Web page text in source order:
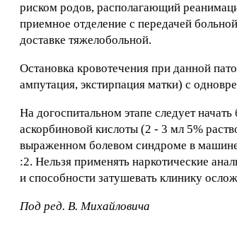
риском родов, располагающий
приемное отделение с передачей
доставке тяжелобольной.
Остановка кровотечения при данной
ампутация, экстирпация матки) с
На догоспитальном этапе следует
аскорбиновой кислоты (2 - 3 мл 5%
выраженном болевом синдроме в
:2. Нельзя применять наркотические
и способности затушевать клинику
Под ред. В. Михайловича